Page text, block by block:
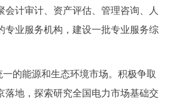
会计审计、资产评估、管理咨询、人
专业服务机构，建设一批专业服务综
的能源和生态环境市场。积极争取
落地，探索研究全国电力市场基础交